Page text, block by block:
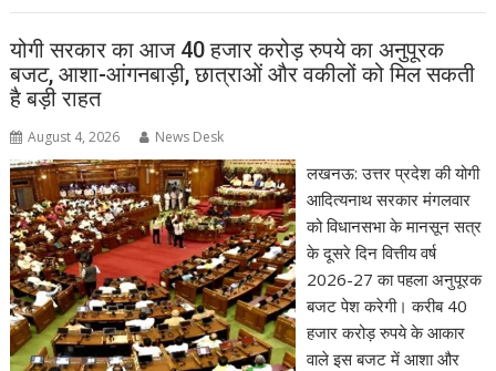
योगी सरकार का आज 40 हजार करोड़ रुपये का अनुपूरक
बजट, आशा-आंगनबाड़ी, छात्राओं और वकीलों को मिल सकती
है बड़ी राहत
August 4, 2026 News Desk
लखनऊ: उत्तर प्रदेश की योगी
आदित्यनाथ सरकार मंगलवार
को विधानसभा के मानसून सत्र
के दूसरे दिन वित्तीय वर्ष
2026-27 का पहला अनुपूरक
बजट पेश करेगी। करीब 40
हजार करोड़ रुपये के आकार
वाले इस बजट में आशा और